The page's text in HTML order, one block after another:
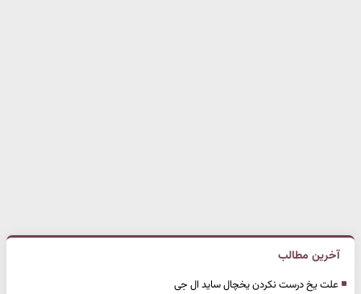
آخرین مطالب
علت یخ درست نکردن یخچال ساید ال جی